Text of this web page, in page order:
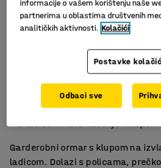
Dizajniran za uniformirana
Varena konstrukcija s
S ladicom na izvlačenje i klupom
Garderobni ormar s klupom na
ladicom. Dolazi s policama,
informacije o vašem korištenju naše
partnerima u oblastima društvenih
analitičkih aktivnosti. Kolačići
Postavke
Odbaci sve